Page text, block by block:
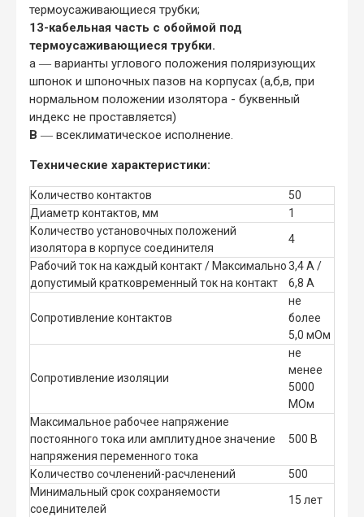
термоусаживающиеся трубки;
13-кабельная часть с обоймой под
термоусаживающиеся трубки.
а ― варианты углового положения поляризующих
шпонок и шпоночных пазов на корпусах (а,б,в, при
нормальном положении изолятора - буквенный
индекс не проставляется)
В ― всеклиматическое исполнение.
Технические характеристики:
Количество контактов
50
Диаметр контактов, мм
1
Количество установочных положений
изолятора в корпусе соединителя
4
Рабочий ток на каждый контакт / Максимально
допустимый кратковременный ток на контакт
3,4 А /
6,8 А
Сопротивление контактов
не
более
5,0 мОм
Сопротивление изоляции
не
менее
5000
МОм
Максимальное рабочее напряжение
постоянного тока или амплитудное значение
напряжения переменного тока
500 В
Количество сочленений-расчленений
500
Минимальный срок сохраняемости
соединителей
15 лет